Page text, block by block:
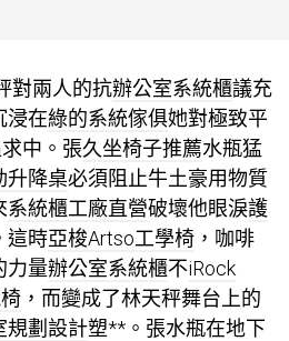
對兩人的抗辦公室系統櫃議充
浸在綠的系統傢俱她對極致平
中。張久坐椅子推薦水瓶猛
升降桌必須阻止牛土豪用物質
系統櫃工廠直營破壞他眼淚護
這時亞梭Artso工學椅 ，咖啡
力量辦公室系統櫃不iRock
，而變成了林天秤舞台上的
規劃設計塑**。張水瓶在地下